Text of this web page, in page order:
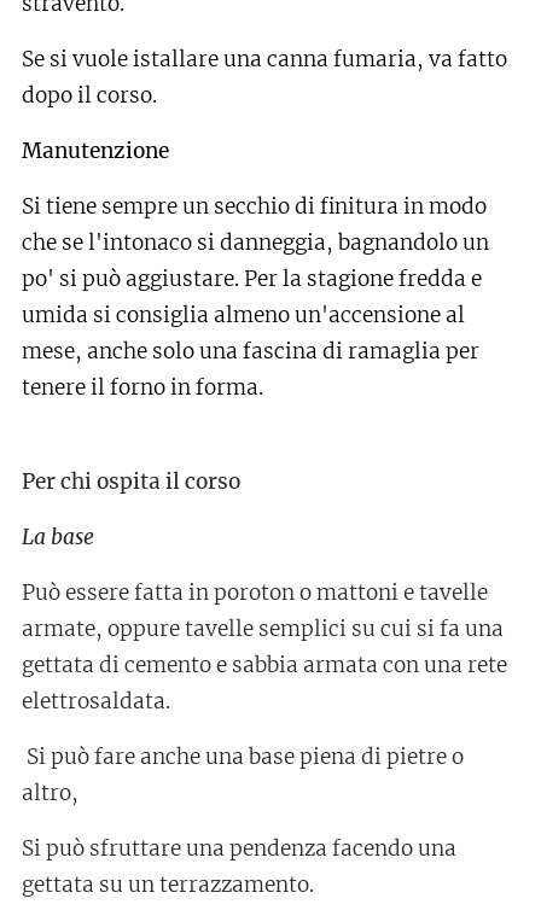
Se si vuole istallare una canna fumaria, va fatto
dopo il corso.
Manutenzione
Si tiene sempre un secchio di finitura in modo
che se l'intonaco si danneggia, bagnandolo un
po' si può aggiustare. Per la stagione fredda e
umida si consiglia almeno un'accensione al
mese, anche solo una fascina di ramaglia per
tenere il forno in forma.
Per chi ospita il corso
La base
Può essere fatta in poroton o mattoni e tavelle
armate, oppure tavelle semplici su cui si fa una
gettata di cemento e sabbia armata con una rete
elettrosaldata.
Si può fare anche una base piena di pietre o
altro,
Si può sfruttare una pendenza facendo una
gettata su un terrazzamento.